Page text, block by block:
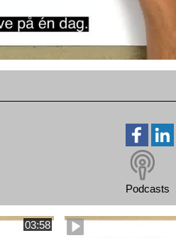
Podcasts
03:58